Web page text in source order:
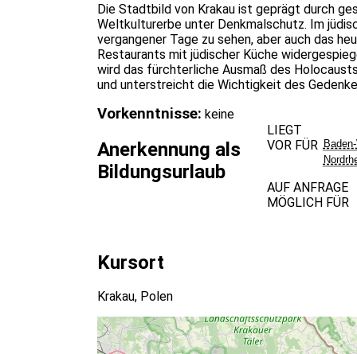
Die Stadtbild von Krakau ist geprägt durch
Weltkulturerbe unter Denkmalschutz. Im
vergangener Tage zu sehen, aber auch das
Restaurants mit jüdischer Küche
wird das fürchterliche Ausmaß des
und unterstreicht die Wichtigkeit des
Vorkenntnisse: keine
Anerkennung als
Bildungsurlaub
LIEGT
VOR FÜR
AUF ANFRAGE
MÖGLICH FÜR
Kursort
Krakau, Polen